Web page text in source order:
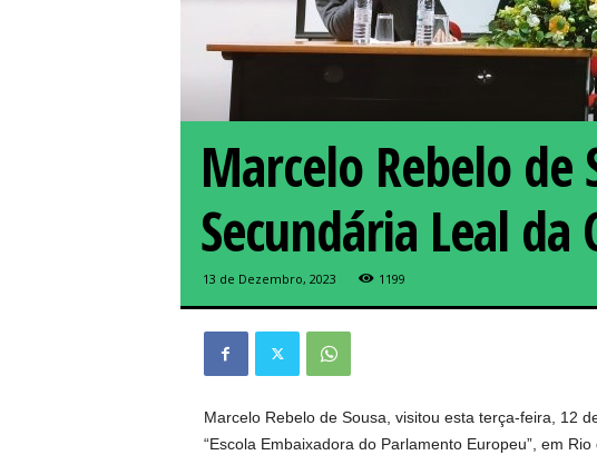
Marcelo Rebelo de
Secundária Leal
13 de Dezembro, 2023 1199
Marcelo Rebelo de Sousa, visitou esta terça-feira, 12
“Escola Embaixadora do Parlamento Europeu”, em Rio